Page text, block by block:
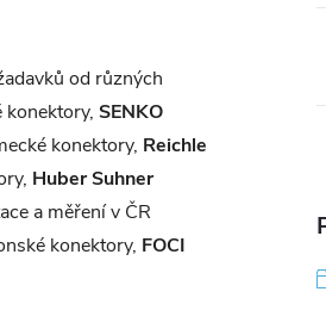
od různých
konektory, SENKO
konektory, Reichle
Huber Suhner
a měření v ČR
konektory, FOCI